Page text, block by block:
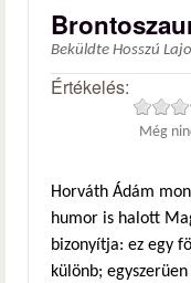
Beküldte Hosszú
Értékelés:
Még
Horváth Ádám
humor is halott
bizonyítja: ez egy
különb;